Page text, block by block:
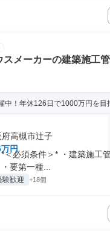
スメーカーの建築施工
中！年休126日で1000万円を目
高槻市辻子
円
＜必須条件＞* ・建築施工
要第一種...
験歓迎 +18個